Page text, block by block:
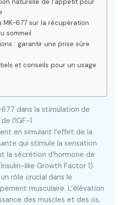
naturelle de l’appétit pour
MK-677 sur la récupération
sommeil
: garantir une prise sûre
et conseils pour un usage
dans la stimulation de
l’IGF-1
en simulant l’effet de la
qui stimule la sensation
la sécrétion d’hormone de
like Growth Factor 1).
rôle crucial dans le
musculaire. L’élévation
des muscles et des os,